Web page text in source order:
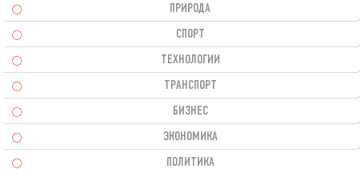
ПРИРОДА
СПОРТ
ТЕХНОЛОГИИ
ТРАНСПОРТ
БИЗНЕС
ЭКОНОМИКА
ПОЛИТИКА